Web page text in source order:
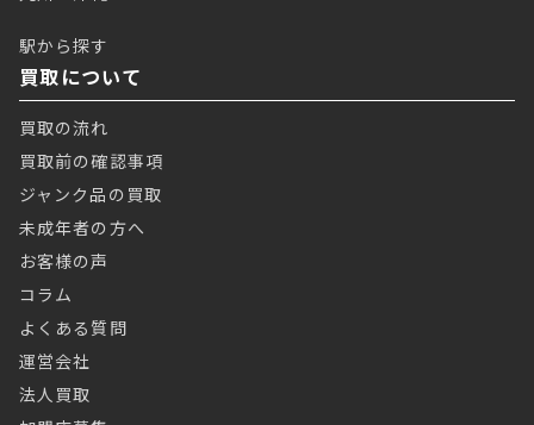
駅から探す
買取について
買取の流れ
買取前の確認事項
ジャンク品の買取
未成年者の方へ
お客様の声
コラム
よくある質問
運営会社
法人買取